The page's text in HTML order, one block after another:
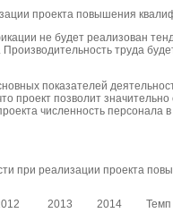
проекта повышения
не будет реализован
труда
показателей
позволит значительно
численность персонала
при реализации проекта
2013 2014
Темп